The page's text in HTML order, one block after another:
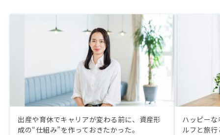
出産や育休でキャリアが変わる前に、資産形
成の“仕組み”を作っておきたかった。
ハッピー
ルフと旅